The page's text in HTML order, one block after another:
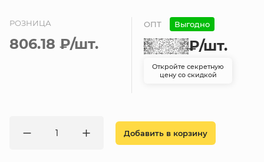
РОЗНИЦА
806.18 ₽/шт.
ОПТ Выгодно
₽/шт.
Откройте секретную
цену со скидкой
Добавить в корзину